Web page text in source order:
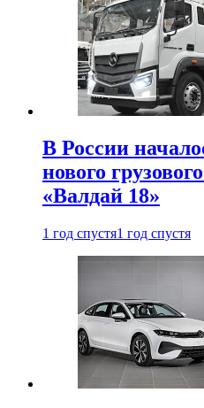
В России
нового
«Валдай 18»
1 год спустя1 год спустя